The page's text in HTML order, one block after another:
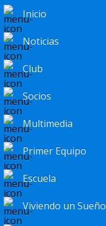
Inicio
Noticias
Club
Socios
Multimedia
Primer Equipo
Escuela
Viviendo un Sueño